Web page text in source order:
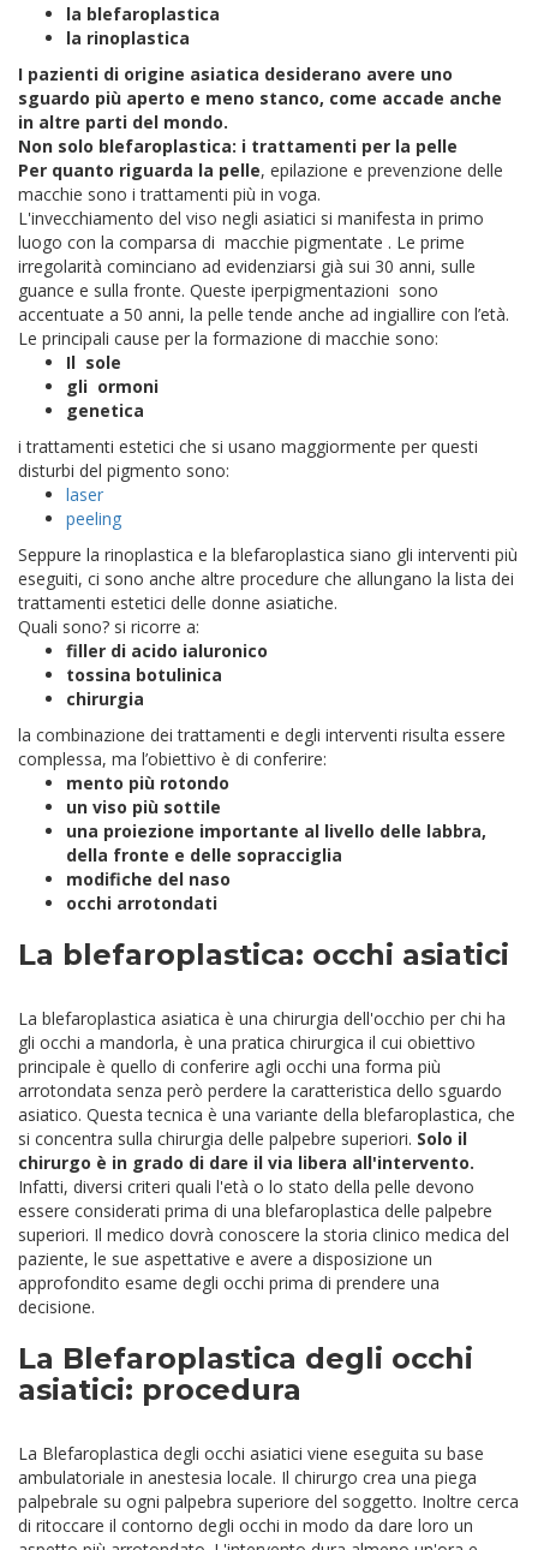
la blefaroplastica
la rinoplastica
I pazienti di origine asiatica desiderano avere uno
sguardo più aperto e meno stanco, come accade anche
in altre parti del mondo.
Non solo blefaroplastica: i trattamenti per la pelle
Per quanto riguarda la pelle, epilazione e prevenzione delle
macchie sono i trattamenti più in voga.
L'invecchiamento del viso negli asiatici si manifesta in primo
luogo con la comparsa di macchie pigmentate . Le prime
irregolarità cominciano ad evidenziarsi già sui 30 anni, sulle
guance e sulla fronte. Queste iperpigmentazioni sono
accentuate a 50 anni, la pelle tende anche ad ingiallire con l’età.
Le principali cause per la formazione di macchie sono:
Il sole
gli ormoni
genetica
i trattamenti estetici che si usano maggiormente per questi
disturbi del pigmento sono:
laser
peeling
Seppure la rinoplastica e la blefaroplastica siano gli interventi più
eseguiti, ci sono anche altre procedure che allungano la lista dei
trattamenti estetici delle donne asiatiche.
Quali sono? si ricorre a:
filler di acido ialuronico
tossina botulinica
chirurgia
la combinazione dei trattamenti e degli interventi risulta essere
complessa, ma l’obiettivo è di conferire:
mento più rotondo
un viso più sottile
una proiezione importante al livello delle labbra,
della fronte e delle sopracciglia
modifiche del naso
occhi arrotondati
La blefaroplastica: occhi asiatici
La blefaroplastica asiatica è una chirurgia dell'occhio per chi ha
gli occhi a mandorla, è una pratica chirurgica il cui obiettivo
principale è quello di conferire agli occhi una forma più
arrotondata senza però perdere la caratteristica dello sguardo
asiatico. Questa tecnica è una variante della blefaroplastica, che
si concentra sulla chirurgia delle palpebre superiori. Solo il
chirurgo è in grado di dare il via libera all'intervento.
Infatti, diversi criteri quali l'età o lo stato della pelle devono
essere considerati prima di una blefaroplastica delle palpebre
superiori. Il medico dovrà conoscere la storia clinico medica del
paziente, le sue aspettative e avere a disposizione un
approfondito esame degli occhi prima di prendere una
decisione.
La Blefaroplastica degli occhi
asiatici: procedura
La Blefaroplastica degli occhi asiatici viene eseguita su base
ambulatoriale in anestesia locale. Il chirurgo crea una piega
palpebrale su ogni palpebra superiore del soggetto. Inoltre cerca
di ritoccare il contorno degli occhi in modo da dare loro un